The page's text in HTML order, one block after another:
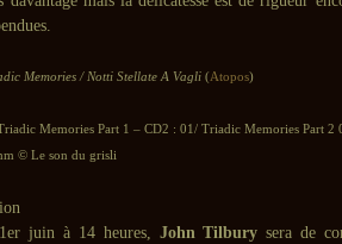
Memories / Notti Stellate A Vagli (Atopos)
Memories Part 1 – CD2 : 01/ Triadic Memories Part 2
© Le son du grisli
juin à 14 heures, John Tilbury sera de